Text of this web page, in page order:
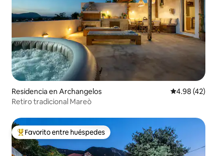
Residencia en Archangelos Calificación
4.98 (42)
Retiro tradicional Mareò
De los mejores en Favorito entre huéspedes
Favorito entre huéspedes